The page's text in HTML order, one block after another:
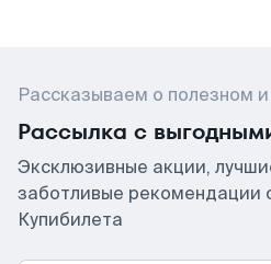
Рассказываем о полезном
Рассылка с
Эксклюзивные акции,
заботливые рекомендации
Купибилета